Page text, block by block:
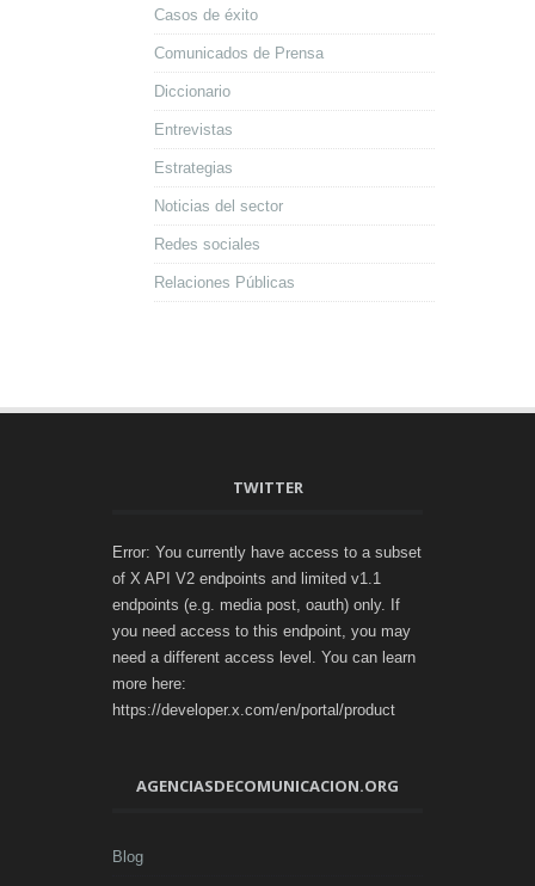
Casos de éxito
Comunicados de Prensa
Diccionario
Entrevistas
Estrategias
Noticias del sector
Redes sociales
Relaciones Públicas
TWITTER
Error: You currently have access to a subset
of X API V2 endpoints and limited v1.1
endpoints (e.g. media post, oauth) only. If
you need access to this endpoint, you may
need a different access level. You can learn
more here:
https://developer.x.com/en/portal/product
AGENCIASDECOMUNICACION.ORG
Blog